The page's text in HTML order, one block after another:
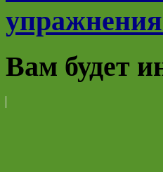
Вам будет